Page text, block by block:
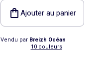
Coton Bio, Homme ou
Femme
Ajouter au panier
Vendu par Breizh Océan
10 couleurs